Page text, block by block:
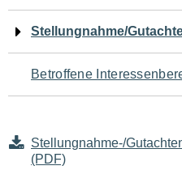
Navigation
für
den
Seiteninhalt
Stellungnahme/
Betroffene
Stellungnahme-/
(PDF)